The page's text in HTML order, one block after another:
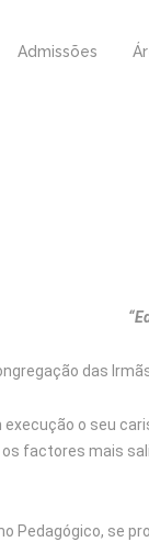
Admissões
das Irmãs
o seu
factores mais
Pedagógico, se